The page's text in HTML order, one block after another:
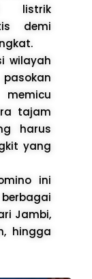
listrik
demi
wilayah
tajam
harus
yang
ini
Jambi,
hingga